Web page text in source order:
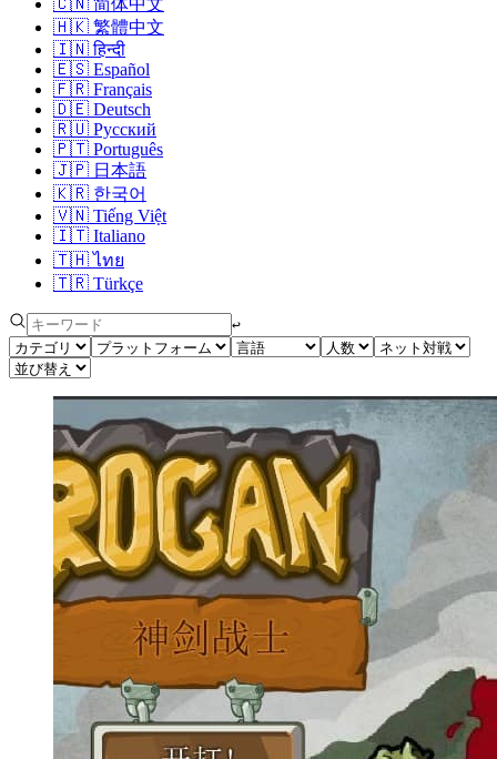
🇭🇰 繁體中文
🇮🇳 हिन्दी
🇪🇸 Español
🇫🇷 Français
🇩🇪 Deutsch
🇷🇺 Русский
🇵🇹 Português
🇯🇵 日本語
🇰🇷 한국어
🇻🇳 Tiếng Việt
🇮🇹 Italiano
🇹🇭 ไทย
🇹🇷 Türkçe
↩︎